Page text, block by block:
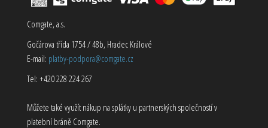
Comgate, a.s.
Gočárova třída 1754 / 48b, Hradec Králové
E-mail: platby-podpora@comgate.cz
Tel: +420 228 224 267
Můžete také využít nákup na splátky u partnerských společností v
platební bráně Comgate.